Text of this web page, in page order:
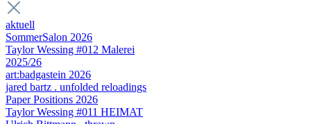
aktuell
SommerSalon 2026
Taylor Wessing #012 Malerei
2025/26
art:badgastein 2026
jared bartz . unfolded reloadings
Paper Positions 2026
Taylor Wessing #011 HEIMAT